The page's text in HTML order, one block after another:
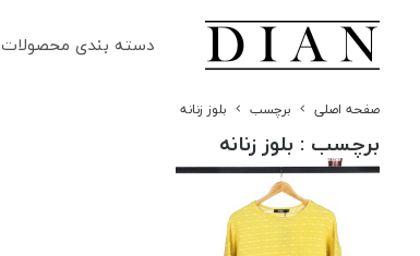
دسته بندی محصولات
صفحه اصلی برچسب بلوز زنانه
برچسب : بلوز زنانه